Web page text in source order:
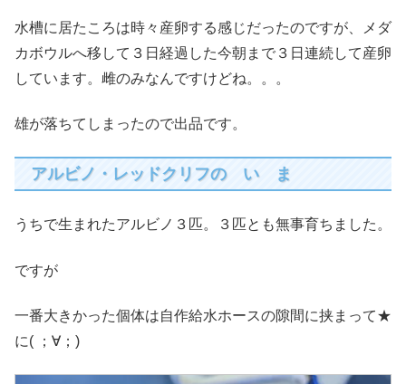
水槽に居たころは時々産卵する感じだったのですが、メダ
カボウルへ移して３日経過した今朝まで３日連続して産卵
しています。雌のみなんですけどね。。。
雄が落ちてしまったので出品です。
アルビノ・レッドクリフの い ま
うちで生まれたアルビノ３匹。３匹とも無事育ちました。
ですが
一番大きかった個体は自作給水ホースの隙間に挟まって★
に( ；∀；)